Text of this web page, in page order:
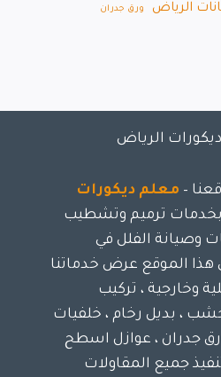
الرياض ورق جدران
الرياض
– معلم ديكورات
ترميم وتشطيب
وصيانة الفلل في
هذا الموقع عرض خدماتنا
وخارجية ، تركيب
، بديل رخام ، خلفيات
جدران ، عوازل اسطح
جميع المقاولات